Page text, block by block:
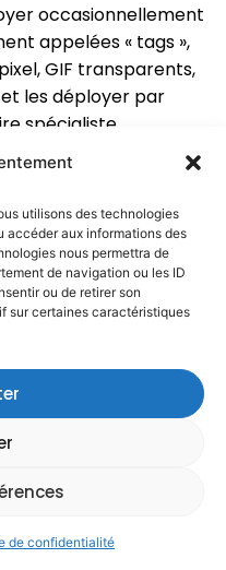
utilisons des technologies
accéder aux informations des
nous permettra de
de navigation ou les ID
ou de retirer son
sur certaines caractéristiques
de confidentialité
occasionnellement
appelées « tags »,
GIF transparents,
et les déployer par
spécialiste
se trouver (et donc
y
dans un pays
dans les publicités
d’accéder au
de celui-ci.
les réponses des
où une page est
ainsi que
éventuellement